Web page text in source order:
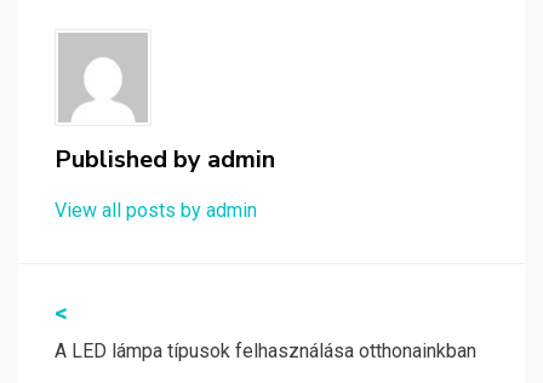
Published by admin
View all posts by admin
Bejegyzés
navigáció
<
A LED lámpa típusok felhasználása otthonainkban